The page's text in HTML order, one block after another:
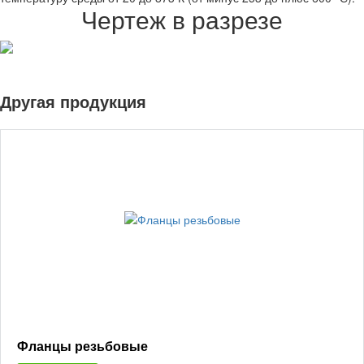
Чертеж в разрезе
Другая продукция
Фланцы резьбовые